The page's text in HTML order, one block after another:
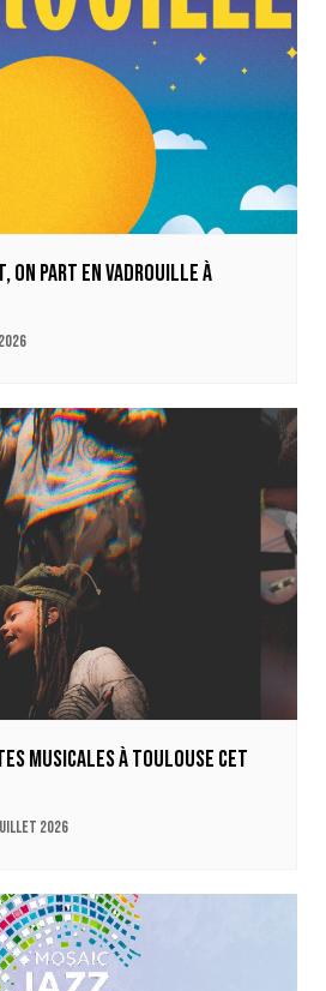
on part en Vadrouille à
musicales à Toulouse cet
2026